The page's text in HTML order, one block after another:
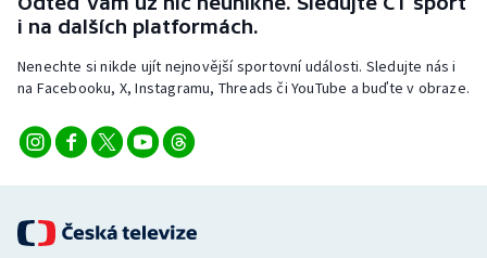
i na dalších platformách.
Nenechte si nikde ujít nejnovější sportovní události. Sledujte nás i
na Facebooku, X, Instagramu, Threads či YouTube a buďte v obraze.